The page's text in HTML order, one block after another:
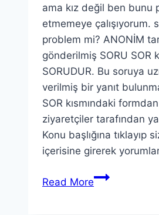
ama kız değil ben bunu
etmemeye çalışıyorum.
problem mi? ANONİM
gönderilmiş SORU SOR
SORUDUR. Bu soruya
verilmiş bir yanıt
SOR kısmındaki
ziyaretçiler tarafından
Konu başlığına tıklayıp
içerisine girerek
Read More